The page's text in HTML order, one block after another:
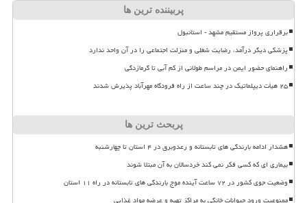
پربیننده ترین ها
برقراری پرواز مستقیم مشهد - استانبول
پزشکی دیگر درآمد، رضایت شغلی و منزلت اجتماعی را در آن واحد ندارد
راهنمای حضور ایمن در مراسم طولانی از کم آبی تا گرمازدگی
۲۵ هیأت دیپلماتیک در چند ساعت از راه فرودگاه مهرآباد پذیرش شدند
پربحث ترین ها
هشدار ادامه بارندگی های تابستانه و رعدوبرق در ۴ استان تا چهارشنبه
بیماری ای که کسی فکر نمی کند خردسالان به آن مبتلا شوند
وضعیت جوی کشور در ۷۲ ساعت آینده موج بارندگی های تابستانه در راه ۱۱ استان
ممنوعیت ورود حیوانات خانگی به مراکز تهیه و عرضه مواد غذایی